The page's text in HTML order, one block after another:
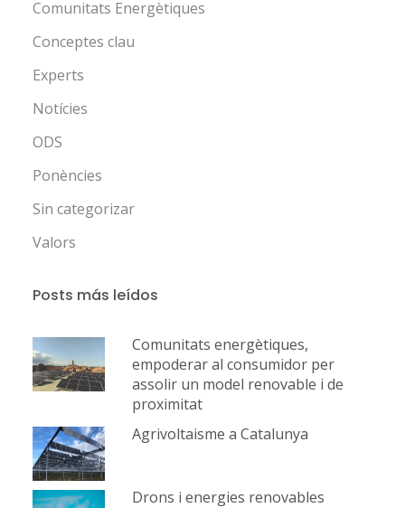
Comunitats Energètiques
Conceptes clau
Experts
Notícies
ODS
Ponències
Sin categorizar
Valors
Posts más leídos
Comunitats energètiques,
empoderar al consumidor per
assolir un model renovable i de
proximitat
Agrivoltaisme a Catalunya
Drons i energies renovables